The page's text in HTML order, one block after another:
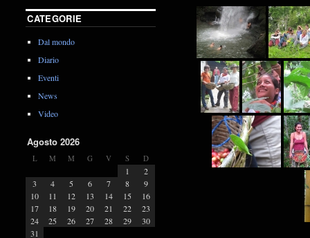
CATEGORIE
Dal mondo
Diario
Eventi
News
Video
Agosto 2026
L M M G V S D
1
2
3
4 5 6 7 8
9
10
11 12 13 14 15
16
17
18 19 20 21 22
23
24
25 26 27 28 29
30
31